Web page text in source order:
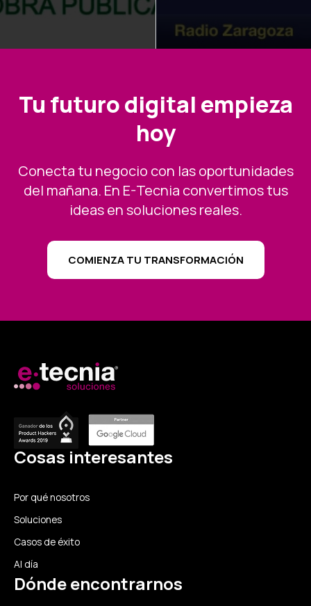
Tu futuro digital empieza
hoy
Conecta tu negocio con las oportunidades
del mañana. En E-Tecnia convertimos tus
ideas en soluciones reales.
COMIENZA TU TRANSFORMACIÓN
Cosas interesantes
Por qué nosotros
Soluciones
Casos de éxito
Al día
Dónde encontrarnos